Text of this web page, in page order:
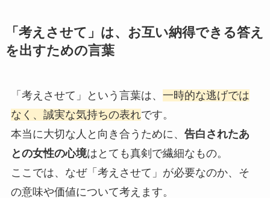
「考えさせて」は、お互い納得できる答え
を出すための言葉
「考えさせて」という言葉は、 一時的な逃げでは
なく、誠実な気持ちの表れです。
本当に大切な人と向き合うために、 告白されたあ
との女性の心境はとても真剣で繊細なもの。
ここでは、なぜ「考えさせて」が必要なのか、そ
の意味や価値について考えます。